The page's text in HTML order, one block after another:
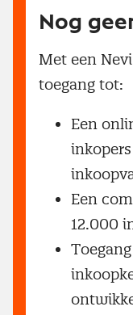
Nog
Met een
toegang tot:
Een
Een
12.000